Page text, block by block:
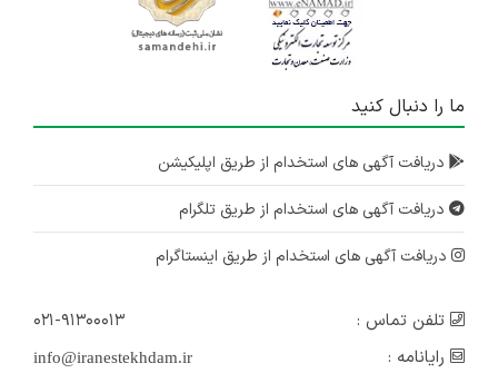
ما را دنبال کنید
دریافت آگهی های استخدام از طریق اپلیکیشن
دریافت آگهی های استخدام از طریق تلگرام
دریافت آگهی های استخدام از طریق اینستاگرام
تلفن تماس :
۰۲۱-۹۱۳۰۰۰۱۳
رایانامه :
info@iranestekhdam.ir